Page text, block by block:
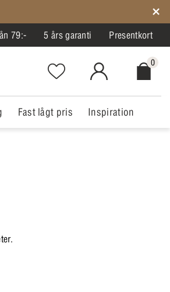
79:- 5 års garanti Presentkort
Favorites.NavigationButton.Text
MitIlva.Login
0
Fast lågt pris Inspiration